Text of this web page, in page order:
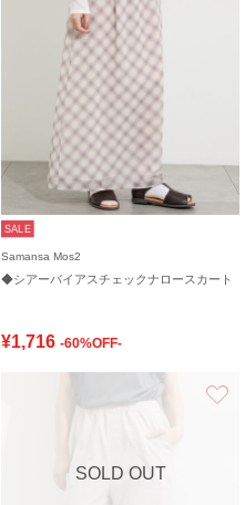
SALE
Samansa Mos2
◆シアーバイアスチェックナロースカート
¥1,716 -60%OFF-
SOLD OUT